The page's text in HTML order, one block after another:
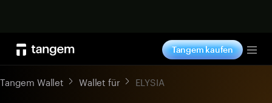
Tangem kaufen
Tangem Wallet Wallet für ELYSIA